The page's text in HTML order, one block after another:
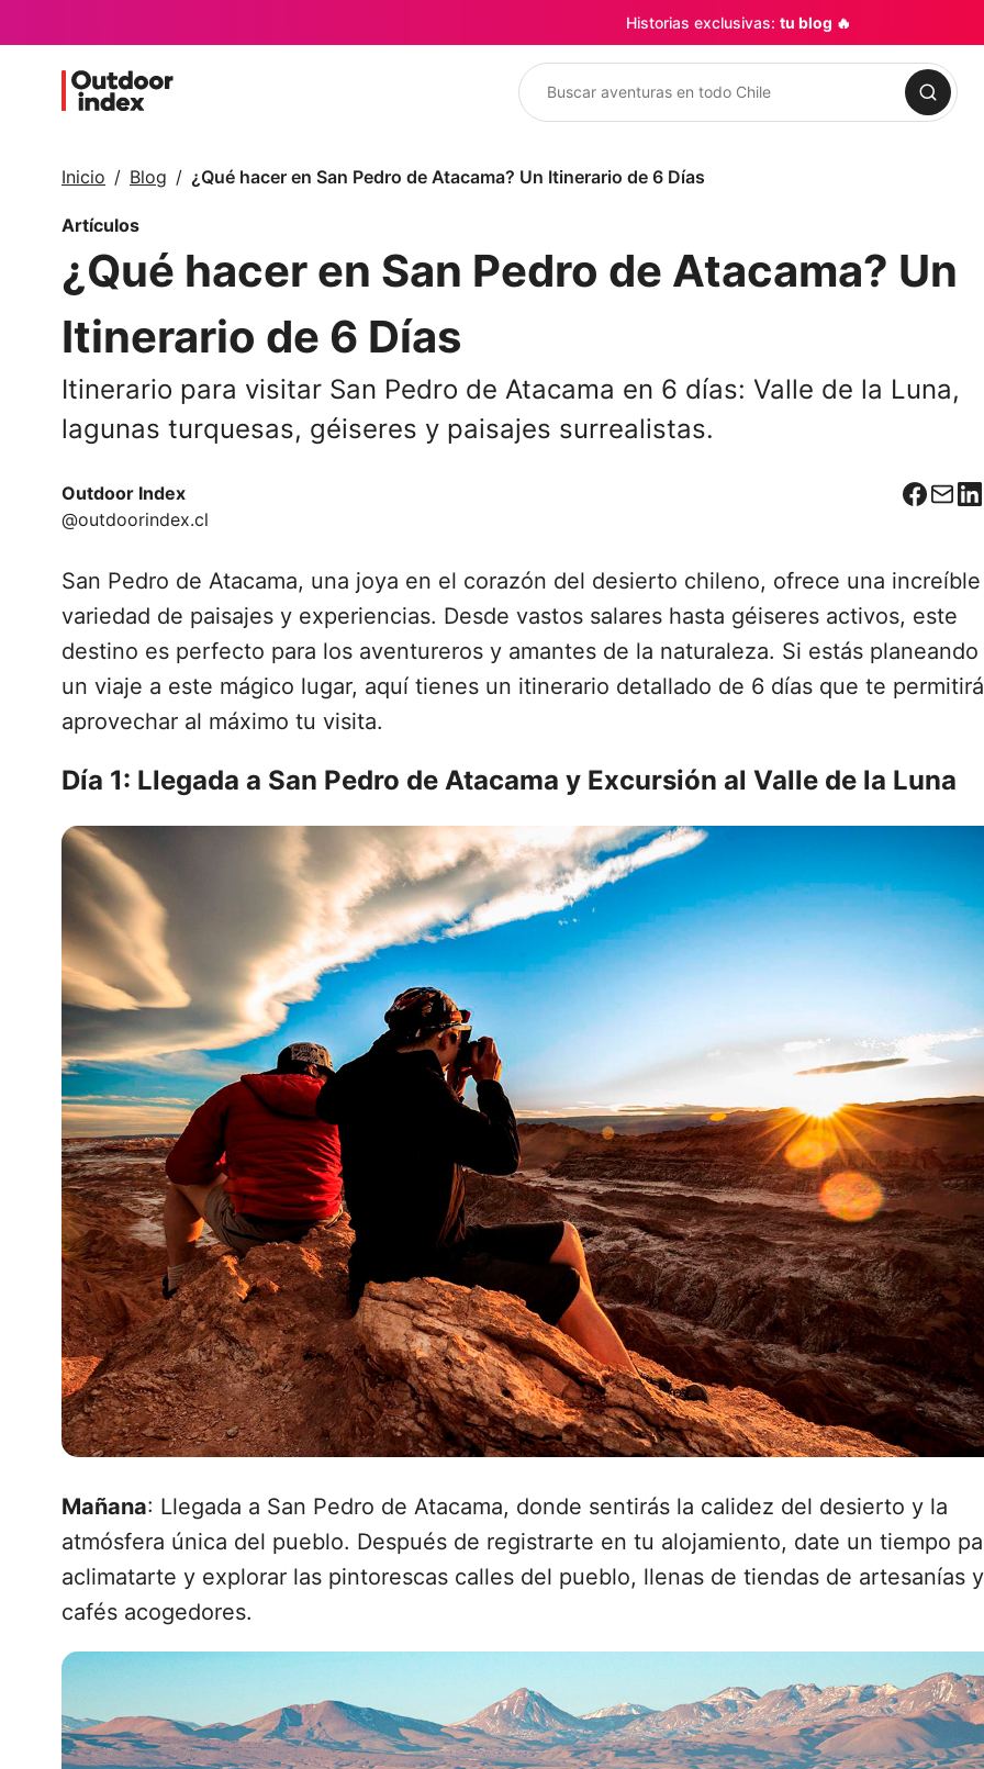
Historias exclusivas: tu blog 🔥
Buscar
Inicio Blog ¿Qué hacer en San Pedro de Atacama? Un Itinerario de 6 Días
Artículos
¿Qué hacer en San Pedro de Atacama? Un
Itinerario de 6 Días
Itinerario para visitar San Pedro de Atacama en 6 días: Valle de la Luna,
lagunas turquesas, géiseres y paisajes surrealistas.
Outdoor Index
@outdoorindex.cl
San Pedro de Atacama, una joya en el corazón del desierto chileno, ofrece una increíble
variedad de paisajes y experiencias. Desde vastos salares hasta géiseres activos, este
destino es perfecto para los aventureros y amantes de la naturaleza. Si estás planeando
un viaje a este mágico lugar, aquí tienes un itinerario detallado de 6 días que te permitirá
aprovechar al máximo tu visita.
Día 1: Llegada a San Pedro de Atacama y Excursión al Valle de la Luna
Mañana: Llegada a San Pedro de Atacama, donde sentirás la calidez del desierto y la
atmósfera única del pueblo. Después de registrarte en tu alojamiento, date un tiempo
aclimatarte y explorar las pintorescas calles del pueblo, llenas de tiendas de artesanías y
cafés acogedores.